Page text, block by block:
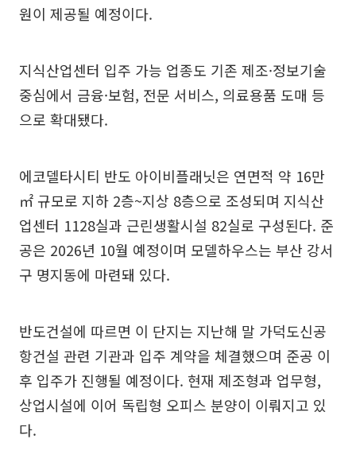
원이 제공될 예정이다.
지식산업센터 입주 가능 업종도 기존 제조·정보기술
중심에서 금융·보험, 전문 서비스, 의료용품 도매 등
으로 확대됐다.
에코델타시티 반도 아이비플래닛은 연면적 약 16만
㎡ 규모로 지하 2층~지상 8층으로 조성되며 지식산
업센터 1128실과 근린생활시설 82실로 구성된다. 준
공은 2026년 10월 예정이며 모델하우스는 부산 강서
구 명지동에 마련돼 있다.
반도건설에 따르면 이 단지는 지난해 말 가덕도신공
항건설 관련 기관과 입주 계약을 체결했으며 준공 이
후 입주가 진행될 예정이다. 현재 제조형과 업무형,
상업시설에 이어 독립형 오피스 분양이 이뤄지고 있
다.